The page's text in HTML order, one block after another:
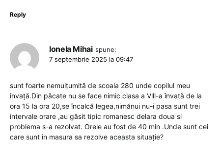
Reply
Ionela Mihai spune:
7 septembrie 2025 la 09:47
sunt foarte nemulțumită de scoala 280 unde copilul meu
învață.Din păcate nu se face nimic clasa a Vlll-a învață de la
ora 15 la ora 20,se încalcă legea,nimănui nu-i pasa sunt trei
intervale orare ,au găsit tipic romanesc delara doua si
problema s-a rezolvat. Orele au fost de 40 min .Unde sunt cei
care sunt in masura sa rezolve aceasta situație?